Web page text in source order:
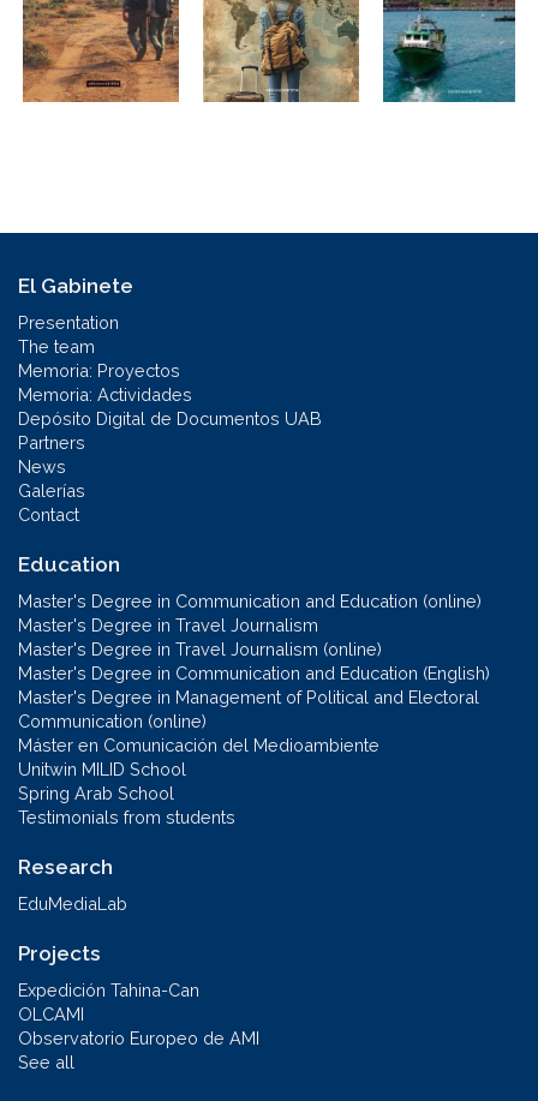
El Gabinete
Presentation
The team
Memoria: Proyectos
Memoria: Actividades
Depósito Digital de Documentos UAB
Partners
News
Galerías
Contact
Education
Master's Degree in Communication and Education (online)
Master's Degree in Travel Journalism
Master's Degree in Travel Journalism (online)
Master's Degree in Communication and Education (English)
Master's Degree in Management of Political and Electoral
Communication (online)
Máster en Comunicación del Medioambiente
Unitwin MILID School
Spring Arab School
Testimonials from students
Research
EduMediaLab
Projects
Expedición Tahina-Can
OLCAMI
Observatorio Europeo de AMI
See all